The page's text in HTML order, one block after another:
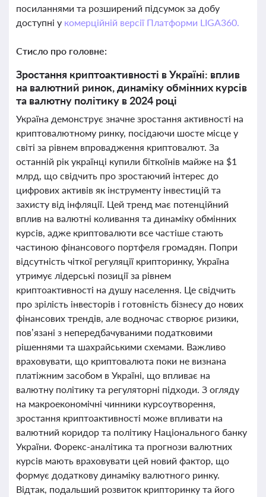
посиланнями та розширений підсумок за добу
доступні у комерційній версії Платформи LIGA360.
Стисло про головне:
Зростання криптоактивності в Україні: вплив
на валютний ринок, динаміку обмінних курсів
та валютну політику в 2024 році
Україна демонструє значне зростання активності на
криптовалютному ринку, посідаючи шосте місце у
світі за рівнем впровадження криптовалют. За
останній рік українці купили біткоїнів майже на $1
млрд, що свідчить про зростаючий інтерес до
цифрових активів як інструменту інвестицій та
захисту від інфляції. Цей тренд має потенційний
вплив на валютні коливання та динаміку обмінних
курсів, адже криптовалюти все частіше стають
частиною фінансового портфеля громадян. Попри
відсутність чіткої регуляції крипторинку, Україна
утримує лідерські позиції за рівнем
криптоактивності на душу населення. Це свідчить
про зрілість інвесторів і готовність бізнесу до нових
фінансових трендів, але водночас створює ризики,
пов’язані з непередбачуваними податковими
рішеннями та шахрайськими схемами. Важливо
враховувати, що криптовалюта поки не визнана
платіжним засобом в Україні, що впливає на
валютну політику та регуляторні підходи. З огляду
на макроекономічні чинники курсоутворення,
зростання криптоактивності може впливати на
валютний коридор та політику Національного банку
України. Форекс-аналітика та прогнози валютних
курсів мають враховувати цей новий фактор, що
формує додаткову динаміку валютного ринку.
Відтак, подальший розвиток крипторинку та його